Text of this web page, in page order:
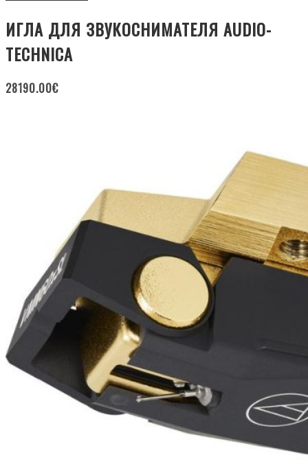
ИГЛА ДЛЯ ЗВУКОСНИМАТЕЛЯ AUDIO-
TECHNICA
28190.00€